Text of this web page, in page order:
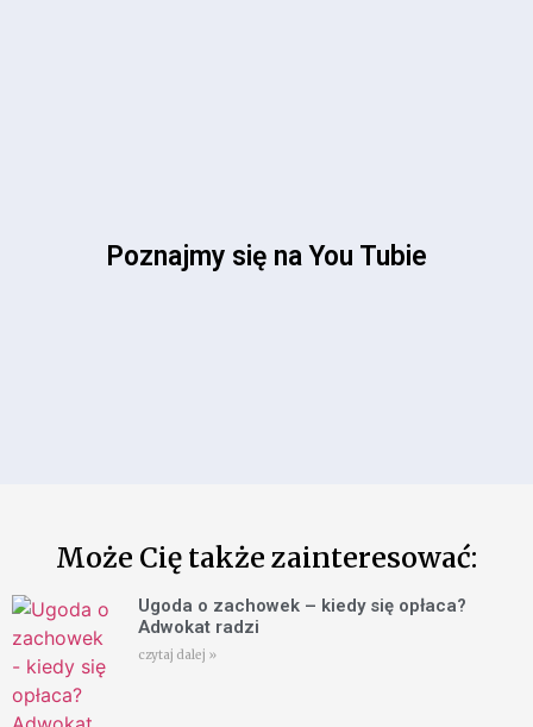
Poznajmy się na You Tubie
Może Cię także zainteresować:
Ugoda o zachowek – kiedy się opłaca?
Adwokat radzi
czytaj dalej »